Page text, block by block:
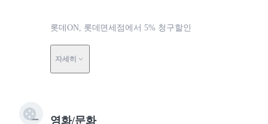
롯데ON, 롯데면세점에서 5% 청구할인
자세히
영화/문화